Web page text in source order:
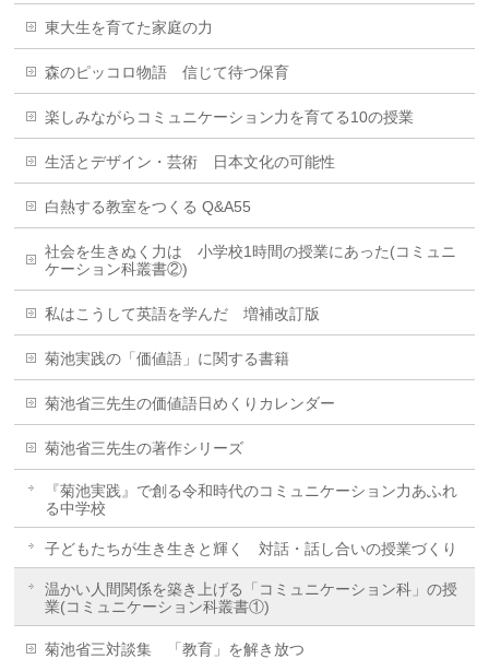
東大生を育てた家庭の力
森のピッコロ物語 信じて待つ保育
楽しみながらコミュニケーション力を育てる10の授業
生活とデザイン・芸術 日本文化の可能性
白熱する教室をつくる Q&A55
社会を生きぬく力は 小学校1時間の授業にあった(コミュニ
ケーション科叢書②)
私はこうして英語を学んだ 増補改訂版
菊池実践の「価値語」に関する書籍
菊池省三先生の価値語日めくりカレンダー
菊池省三先生の著作シリーズ
『菊池実践』で創る令和時代のコミュニケーション力あふれ
る中学校
子どもたちが生き生きと輝く 対話・話し合いの授業づくり
温かい人間関係を築き上げる「コミュニケーション科」の授
業(コミュニケーション科叢書①)
菊池省三対談集 「教育」を解き放つ